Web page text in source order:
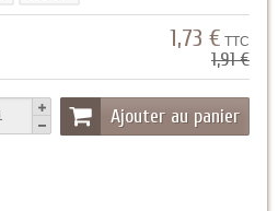
1,73 € TTC
1,91 €
Ajouter au panier